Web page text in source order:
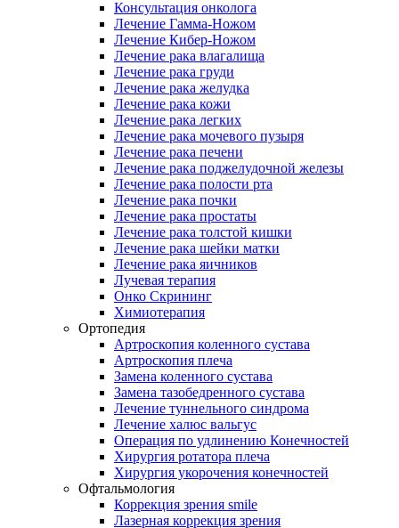
Консультация онколога
Лечение Гамма-Ножом
Лечение Кибер-Ножом
Лечение рака влагалища
Лечение рака груди
Лечение рака желудка
Лечение рака кожи
Лечение рака легких
Лечение рака мочевого пузыря
Лечение рака печени
Лечение рака поджелудочной железы
Лечение рака полости рта
Лечение рака почки
Лечение рака простаты
Лечение рака толстой кишки
Лечение рака шейки матки
Лечение рака яичников
Лучевая терапия
Онко Скрининг
Химиотерапия
Ортопедия
Артроскопия коленного сустава
Артроскопия плеча
Замена коленного сустава
Замена тазобедренного сустава
Лечение туннельного синдрома
Лечение халюс вальгус
Операция по удлинению Конечностей
Хирургия ротатора плеча
Хирургия укорочения конечностей
Офтальмология
Коррекция зрения smile
Лазерная коррекция зрения